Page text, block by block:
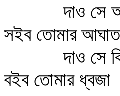
দাও সে
সইব তোমার আঘাত
দাও সে
বইব তোমার ধ্বজা